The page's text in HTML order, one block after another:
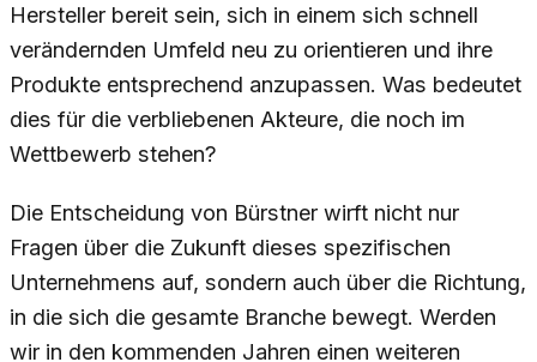
Hersteller bereit sein, sich in einem sich schnell
verändernden Umfeld neu zu orientieren und ihre
Produkte entsprechend anzupassen. Was bedeutet
dies für die verbliebenen Akteure, die noch im
Wettbewerb stehen?
Die Entscheidung von Bürstner wirft nicht nur
Fragen über die Zukunft dieses spezifischen
Unternehmens auf, sondern auch über die Richtung,
in die sich die gesamte Branche bewegt. Werden
wir in den kommenden Jahren einen weiteren